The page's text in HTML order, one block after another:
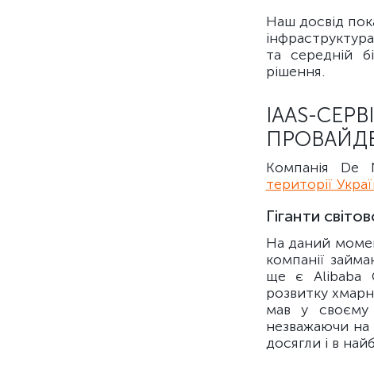
Наш досвід
та середній
рішення.
IAAS-
Компанія De
території
Гіганти
На даний
компанії
ще є Alibaba
розвитку
мав у своєму
незважаючи
досягли і в